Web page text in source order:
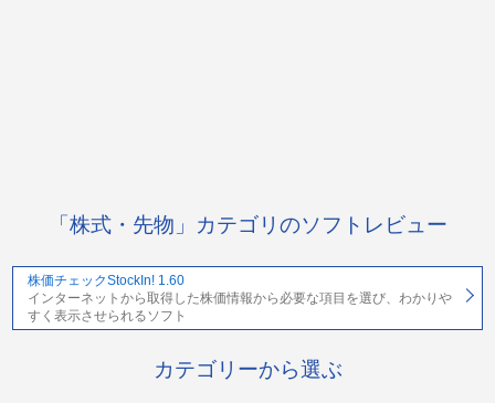
「株式・先物」カテゴリのソフトレビュー
株価チェックStockIn! 1.60
インターネットから取得した株価情報から必要な項目を選び、わかりや
すく表示させられるソフト
カテゴリーから選ぶ